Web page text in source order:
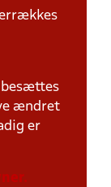
besættes
ændret
er